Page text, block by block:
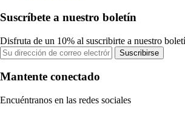
Suscríbete a nuestro boletín
Disfruta de un 10% al suscribirte a nuestro
Suscribirse
Mantente conectado
Encuéntranos en las redes sociales